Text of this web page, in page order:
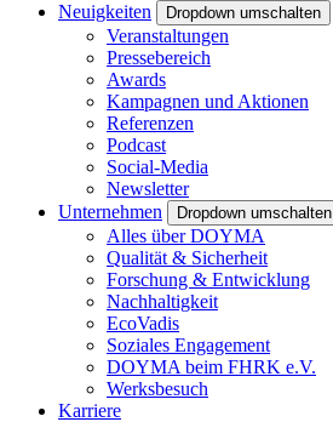
Neuigkeiten
Dropdown umschalten
Veranstaltungen
Pressebereich
Awards
Kampagnen und Aktionen
Referenzen
Podcast
Social-Media
Newsletter
Unternehmen
Dropdown umschalten
Alles über DOYMA
Qualität & Sicherheit
Forschung & Entwicklung
Nachhaltigkeit
EcoVadis
Soziales Engagement
DOYMA beim FHRK e.V.
Werksbesuch
Karriere